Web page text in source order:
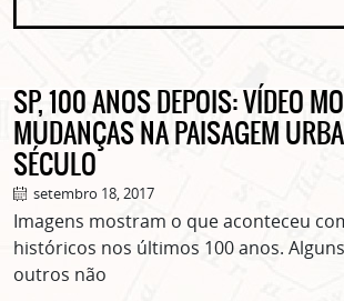
SP, 100 ANOS DEPOIS: VÍDEO
MUDANÇAS NA PAISAGEM
SÉCULO
setembro 18, 2017
Imagens mostram o que aconteceu
históricos nos últimos 100 anos.
outros não